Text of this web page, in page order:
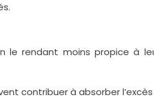
le rendant moins propice à
contribuer à absorber